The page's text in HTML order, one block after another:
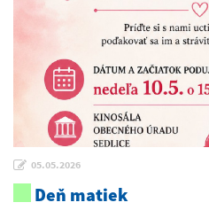
05.05.2026
Deň matiek